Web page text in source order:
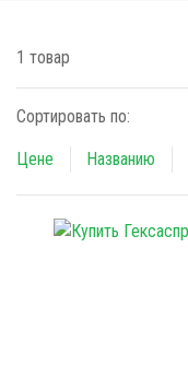
1 товар
Сортировать по:
Цене Названию